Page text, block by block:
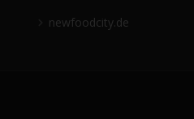
newfoodcity.de